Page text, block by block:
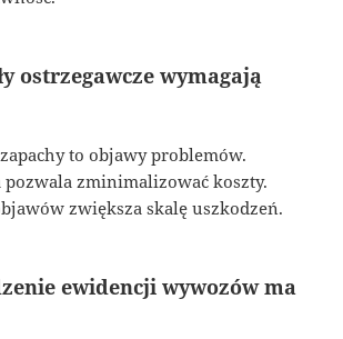
ostrzegawcze wymagają
to objawy problemów.
pozwala zminimalizować koszty.
zwiększa skalę uszkodzeń.
ewidencji wywozów ma